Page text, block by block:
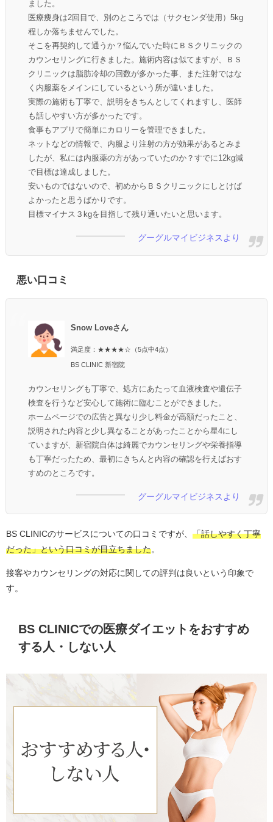
ました。
医療痩身は2回目で、別のところでは（サクセンダ使用）5kg
程しか落ちませんでした。
そこを再契約して通うか？悩んでいた時にＢＳクリニックの
カウンセリングに行きました。施術内容は似てますが、ＢＳ
クリニックは脂肪冷却の回数が多かった事、また注射ではな
く内服薬をメインにしているという所が違いました。
実際の施術も丁寧で、説明をきちんとしてくれますし、医師
も話しやすい方が多かったです。
食事もアプリで簡単にカロリーを管理できました。
ネットなどの情報で、内服より注射の方が効果があるとみま
したが、私には内服薬の方があっていたのか？すでに12kg減
で目標は達成しました。
安いものではないので、初めからＢＳクリニックにしとけば
よかったと思うばかりです。
目標マイナス３kgを目指して残り通いたいと思います。
グーグルマイビジネスより
悪い口コミ
Snow Loveさん
満足度：★★★★☆（5点中4点）
BS CLINIC 新宿院
カウンセリングも丁寧で、処方にあたって血液検査や遺伝子
検査を行うなど安心して施術に臨むことができました。
ホームページでの広告と異なり少し料金が高額だったこと、
説明された内容と少し異なることがあったことから星4にし
ていますが、新宿院自体は綺麗でカウンセリングや栄養指導
も丁寧だったため、最初にきちんと内容の確認を行えばおす
すめのところです。
グーグルマイビジネスより
BS CLINICのサービスについての口コミですが、 「話しやすく丁寧
だった」という口コミが目立ちました。
接客やカウンセリングの対応に関しての評判は良いという印象で
す。
BS CLINICでの医療ダイエットをおすすめ
する人・しない人